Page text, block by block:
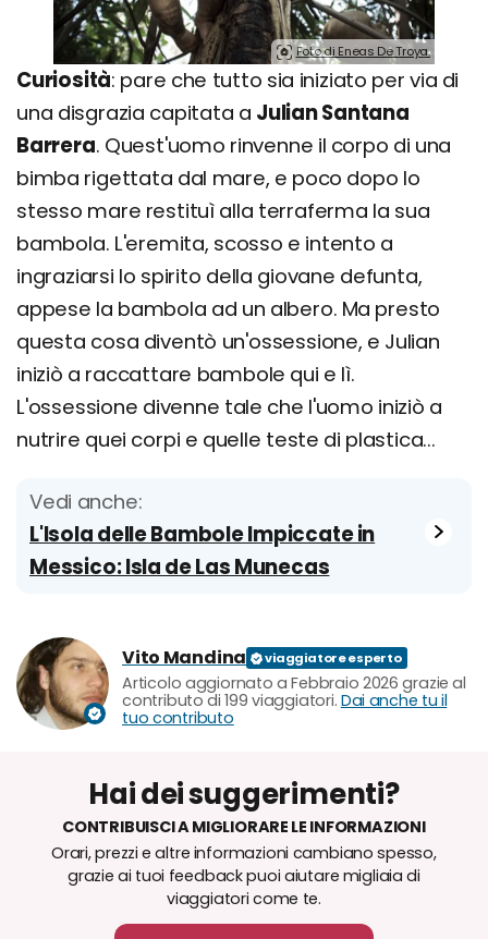
Foto di Eneas De Troya.
Curiosità: pare che tutto sia iniziato per via di
una disgrazia capitata a Julian Santana
Barrera. Quest'uomo rinvenne il corpo di una
bimba rigettata dal mare, e poco dopo lo
stesso mare restituì alla terraferma la sua
bambola. L'eremita, scosso e intento a
ingraziarsi lo spirito della giovane defunta,
appese la bambola ad un albero. Ma presto
questa cosa diventò un'ossessione, e Julian
iniziò a raccattare bambole qui e lì.
L'ossessione divenne tale che l'uomo iniziò a
nutrire quei corpi e quelle teste di plastica...
Vedi anche:
L'Isola delle Bambole Impiccate in
Messico: Isla de Las Munecas
Vito Mandina
Articolo aggiornato a Febbraio 2026 grazie al
contributo di 199 viaggiatori. Dai anche tu il
tuo contributo
Hai dei suggerimenti?
CONTRIBUISCI A MIGLIORARE LE INFORMAZIONI
Orari, prezzi e altre informazioni cambiano spesso,
grazie ai tuoi feedback puoi aiutare migliaia di
viaggiatori come te.